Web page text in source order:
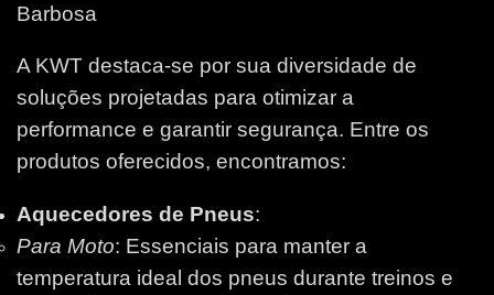
Barbosa
A KWT destaca-se por sua diversidade de
soluções projetadas para otimizar a
performance e garantir segurança. Entre os
produtos oferecidos, encontramos:
Aquecedores de Pneus:
Para Moto: Essenciais para manter a
temperatura ideal dos pneus durante treinos e